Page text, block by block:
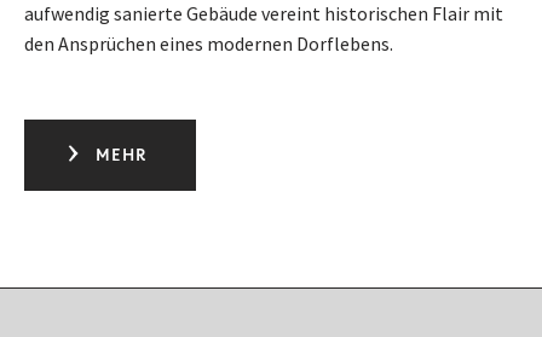
aufwendig sanierte Gebäude vereint historischen Flair mit
den Ansprüchen eines modernen Dorflebens.
MEHR